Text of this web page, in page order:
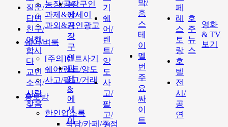
농장/공장구인
과제&에세이
과외&개인광고
쉐어/벼룩
[주의]랜트사기
쉐어/렌트/양도
사고/팔고/거래
홍보방
한인업소록
식당/카페/주점
질문/
답변
친구/
여행
합시
다
교민
소식/
사람
찾음
농
장/
공
장
구
인
과
제
&
에
세
이
기
쉐
어/
렌
트/
양
도
사
고/
팔
고/
거
박/
홈
스
테
이
멜
번
주
요
싸
이
트
페
레
스
토
랑
호
텔
전
시/
공
연
호
주
뉴
스
영화
& TV
보기